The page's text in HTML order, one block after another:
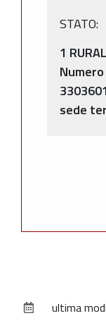
STATO:
1
sede
documento
ultima